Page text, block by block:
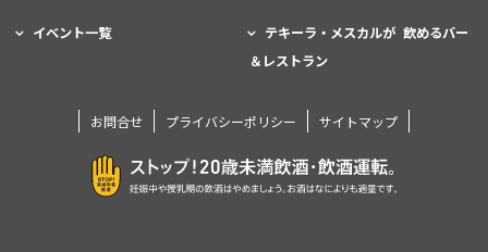
イベント一覧
テキーラ・メスカルが 飲めるバー
＆レストラン
お問合せ プライバシーポリシー サイトマップ